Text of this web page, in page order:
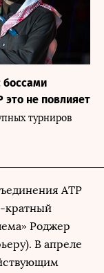
боссами
это не повлияет
турниров
ATP
кратный
Роджер
В апреле